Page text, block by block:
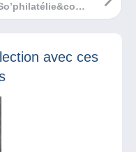
vous faire
avec ces